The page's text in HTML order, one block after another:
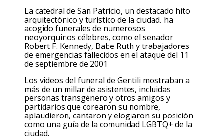
La catedral de San Patricio, un destacado hito
arquitectónico y turístico de la ciudad, ha
acogido funerales de numerosos
neoyorquinos célebres, como el senador
Robert F. Kennedy, Babe Ruth y trabajadores
de emergencias fallecidos en el ataque del 11
de septiembre de 2001
Los videos del funeral de Gentili mostraban a
más de un millar de asistentes, incluidas
personas transgénero y otros amigos y
partidarios que corearon su nombre,
aplaudieron, cantaron y elogiaron su posición
como una guía de la comunidad LGBTQ+ de la
ciudad.